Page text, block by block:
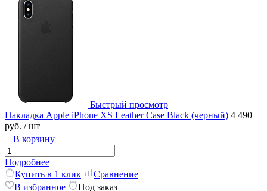
Быстрый просмотр
Накладка Apple iPhone XS Leather Case Black (черный) 4 490
руб. / шт
В корзину
Подробнее
Купить в 1 клик
Сравнение
В избранное
Под заказ